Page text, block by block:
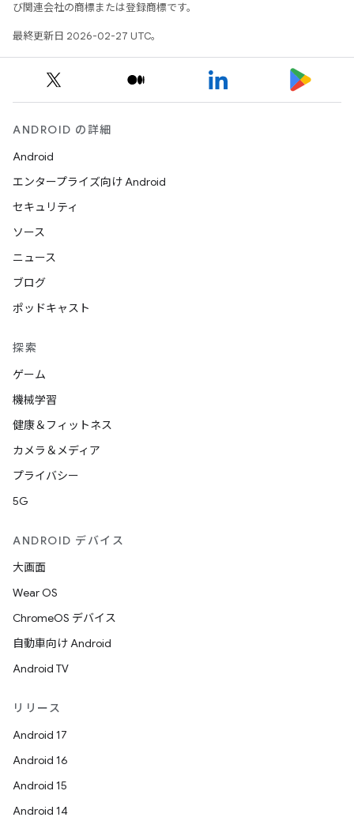
び関連会社の商標または登録商標です。
最終更新日 2026-02-27 UTC。
ANDROID の詳細
Android
エンタープライズ向け Android
セキュリティ
ソース
ニュース
ブログ
ポッドキャスト
探索
ゲーム
機械学習
健康＆フィットネス
カメラ＆メディア
プライバシー
5G
ANDROID デバイス
大画面
Wear OS
ChromeOS デバイス
自動車向け Android
Android TV
リリース
Android 17
Android 16
Android 15
Android 14